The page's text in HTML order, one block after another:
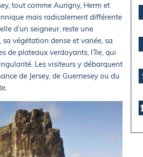
tout comme Aurigny, Herm et
mais radicalement différente
d’un seigneur, reste une
végétation dense et variée, sa
de plateaux verdoyants, l’île, qui
Les visiteurs y débarquent
de Jersey, de Guernesey ou du